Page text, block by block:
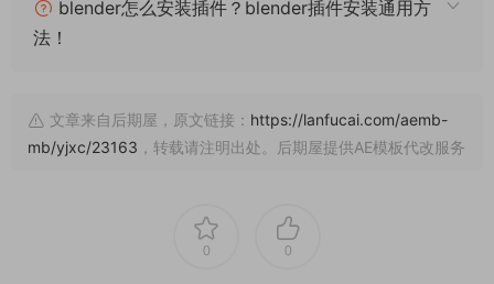
blender怎么安装插件？blender插件安装通用方
法！
文章来自后期屋，原文链接： https://lanfucai.com/aemb-
mb/yjxc/23163 ，转载请注明出处。后期屋提供AE模板代改服务
0 0